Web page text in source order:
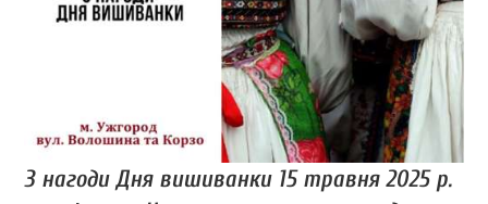
З нагоди Дня вишиванки 15 травня 2025 р.